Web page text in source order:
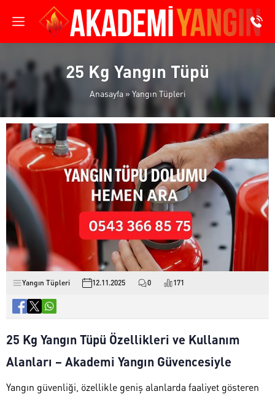
25 Kg Yangın Tüpü
Anasayfa» Yangın Tüpleri
Yangın Tüpleri 12.11.2025 0 171
25 Kg Yangın Tüpü Özellikleri ve Kullanım
Alanları – Akademi Yangın Güvencesiyle
Yangın güvenliği, özellikle geniş alanlarda faaliyet gösteren